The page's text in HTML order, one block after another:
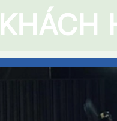
KHÁCH